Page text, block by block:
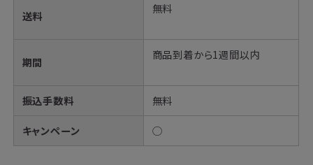
送料
無料
期間
商品到着から1週間以内
振込手数料 無料
キャンペーン ◯